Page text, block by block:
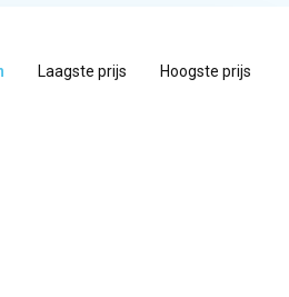
Laagste prijs Hoogste prijs